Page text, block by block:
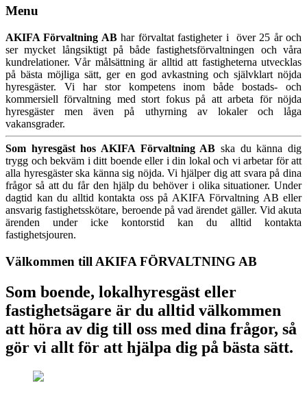
Menu
AKIFA Förvaltning ABhar förvaltat fastigheter i över 25 år och
ser mycket långsiktigt på både fastighetsförvaltningen och våra
kundrelationer. Vår målsättning är alltid att fastigheterna utvecklas
på bästa möjliga sätt, ger en god avkastning och självklart nöjda
hyresgäster. Vi har stor kompetens inom både bostads- och
kommersiell förvaltning med stort fokus på att arbeta för nöjda
hyresgäster men även på uthyrning av lokaler och låga
vakansgrader.
Som hyresgäst hos AKIFA Förvaltning AB ska du känna dig
trygg och bekväm i ditt boende eller i din lokal och vi arbetar för att
alla hyresgäster ska känna sig nöjda. Vi hjälper dig att svara på dina
frågor så att du får den hjälp du behöver i olika situationer. Under
dagtid kan du alltid kontakta oss på AKIFA Förvaltning AB eller
ansvarig fastighetsskötare, beroende på vad ärendet gäller. Vid akuta
ärenden under icke kontorstid kan du alltid kontakta
fastighetsjouren.
Välkommen till AKIFA FÖRVALTNING AB
Som boende, lokalhyresgäst eller
fastighetsägare är du alltid välkommen
att höra av dig till oss med dina frågor, så
gör vi allt för att hjälpa dig på bästa sätt.